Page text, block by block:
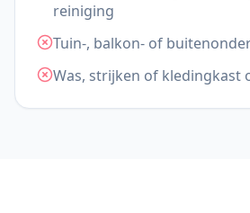
reiniging
Tuin-, balkon- of
Was, strijken of kledingkast